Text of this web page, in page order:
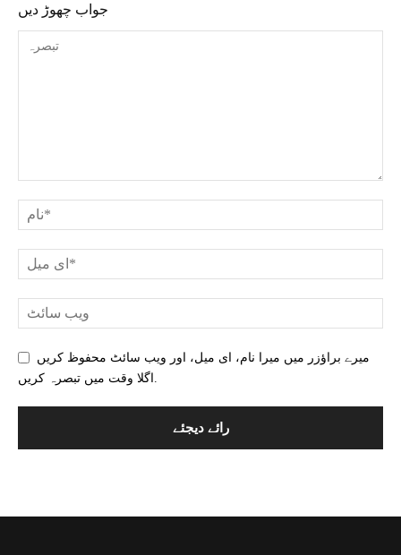
جواب چھوڑ دیں
میرے براؤزر میں میرا نام، ای میل، اور ویب سائٹ محفوظ کریں